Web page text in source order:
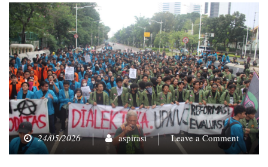
24/05/2026 aspirasi Leave a Commenton